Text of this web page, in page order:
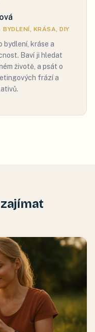
KRÁSA, DIY
bydlení, kráse a
Baví ji hledat
životě, a psát o
frází a